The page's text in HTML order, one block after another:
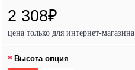
2 308₽
цена только для интернет-магазина
Высота опция